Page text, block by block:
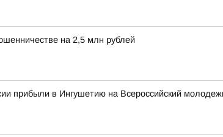
на 2,5 млн рублей
прибыли в Ингушетию на Всероссийский